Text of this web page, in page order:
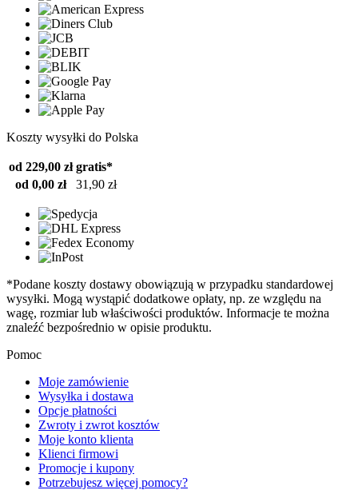
Koszty wysyłki do Polska
od 229,00 zł gratis*
od 0,00 zł
31,90 zł
*Podane koszty dostawy obowiązują w przypadku standardowej
wysyłki. Mogą wystąpić dodatkowe opłaty, np. ze względu na
wagę, rozmiar lub właściwości produktów. Informacje te można
znaleźć bezpośrednio w opisie produktu.
Pomoc
Moje zamówienie
Wysyłka i dostawa
Opcje płatności
Zwroty i zwrot kosztów
Moje konto klienta
Klienci firmowi
Promocje i kupony
Potrzebujesz więcej pomocy?